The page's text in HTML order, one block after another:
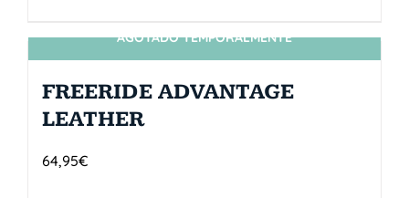
SIN STOCK
AGOTADO TEMPORALMENTE
FREERIDE ADVANTAGE
LEATHER
64,95€